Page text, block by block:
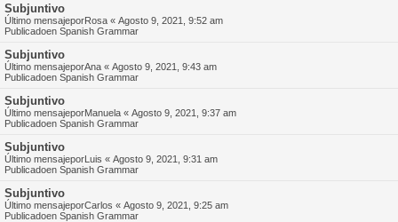
Subjuntivo
Último mensajeporRosa « Agosto 9, 2021, 9:52 am
Publicadoen Spanish Grammar
Subjuntivo
Último mensajeporAna « Agosto 9, 2021, 9:43 am
Publicadoen Spanish Grammar
Subjuntivo
Último mensajeporManuela « Agosto 9, 2021, 9:37 am
Publicadoen Spanish Grammar
Subjuntivo
Último mensajeporLuis « Agosto 9, 2021, 9:31 am
Publicadoen Spanish Grammar
Subjuntivo
Último mensajeporCarlos « Agosto 9, 2021, 9:25 am
Publicadoen Spanish Grammar